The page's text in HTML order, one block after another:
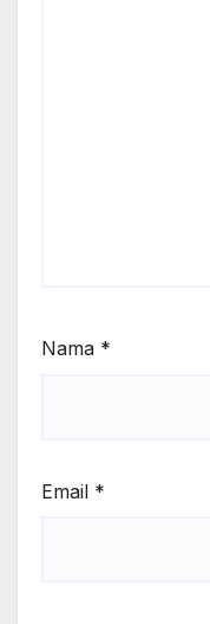
Nama *
Email *